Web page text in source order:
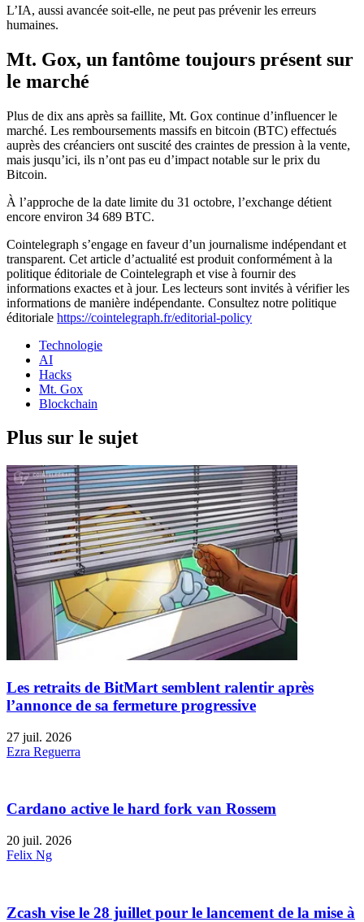
L’IA, aussi avancée soit-elle, ne peut pas prévenir les erreurs
humaines.
Mt. Gox, un fantôme toujours présent sur
le marché
Plus de dix ans après sa faillite, Mt. Gox continue d’influencer le
marché. Les remboursements massifs en bitcoin (BTC) effectués
auprès des créanciers ont suscité des craintes de pression à la vente,
mais jusqu’ici, ils n’ont pas eu d’impact notable sur le prix du
Bitcoin.
À l’approche de la date limite du 31 octobre, l’exchange détient
encore environ 34 689 BTC.
Cointelegraph s’engage en faveur d’un journalisme indépendant et
transparent. Cet article d’actualité est produit conformément à la
politique éditoriale de Cointelegraph et vise à fournir des
informations exactes et à jour. Les lecteurs sont invités à vérifier les
informations de manière indépendante. Consultez notre politique
éditoriale https://cointelegraph.fr/editorial-policy
Technologie
AI
Hacks
Mt. Gox
Blockchain
Plus sur le sujet
Les retraits de BitMart semblent ralentir après
l’annonce de sa fermeture progressive
27 juil. 2026
Ezra Reguerra
Cardano active le hard fork van Rossem
20 juil. 2026
Felix Ng
Zcash vise le 28 juillet pour le lancement de la mise à